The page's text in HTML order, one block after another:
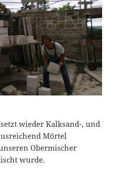
wieder Kalksand-, und
Mörtel
Obermischer
wurde.